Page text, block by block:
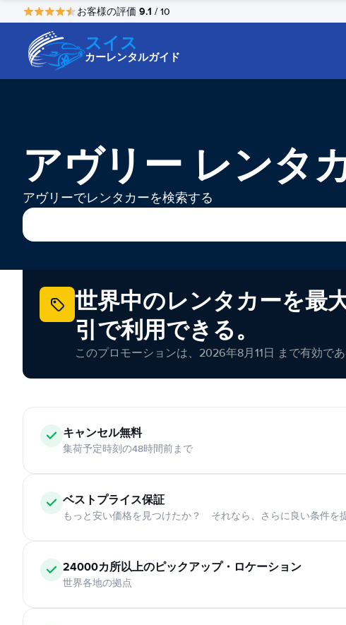
お客様の評価 9.1 / 10
スイス
カーレンタルガイド
アヴリー レンタ
アヴリーでレンタカーを検索する
世界中のレンタカーを最
引で利用できる。
このプロモーションは、2026年8月11日 まで有効であ
キャンセル無料
集荷予定時刻の48時間前まで
ベストプライス保証
もっと安い価格を見つけたか？ それなら、さらに良い条件を
24000カ所以上のピックアップ・ロケーション
世界各地の拠点